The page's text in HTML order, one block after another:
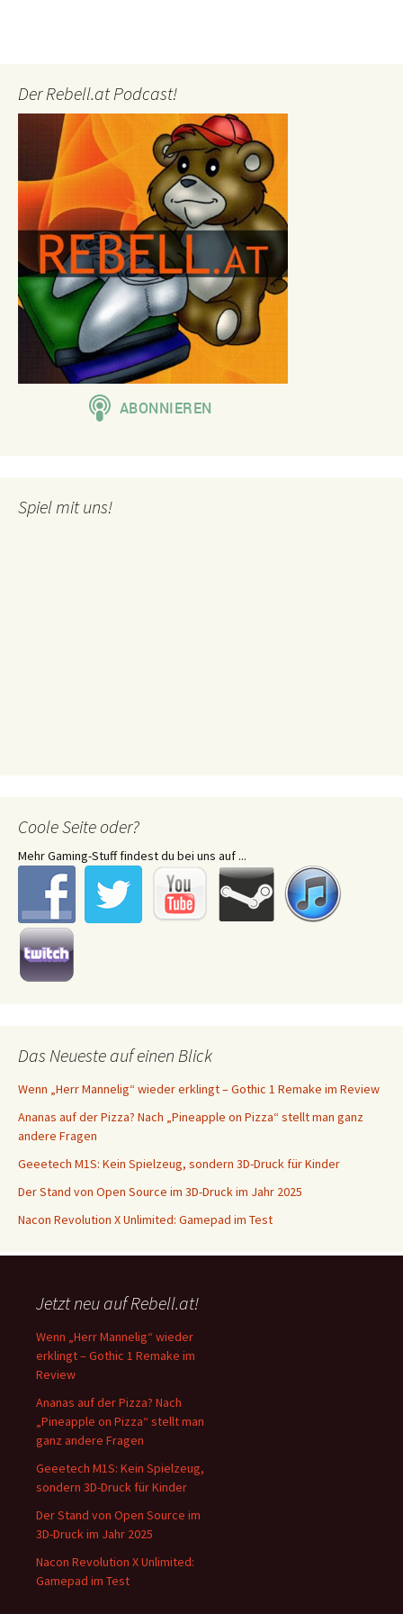
Der Rebell.at Podcast!
Spiel mit uns!
Coole Seite oder?
Mehr Gaming-Stuff findest du bei uns auf ...
Das Neueste auf einen Blick
Wenn „Herr Mannelig“ wieder erklingt – Gothic 1 Remake im Review
Ananas auf der Pizza? Nach „Pineapple on Pizza“ stellt man ganz
andere Fragen
Geeetech M1S: Kein Spielzeug, sondern 3D-Druck für Kinder
Der Stand von Open Source im 3D-Druck im Jahr 2025
Nacon Revolution X Unlimited: Gamepad im Test
Jetzt neu auf Rebell.at!
Wenn „Herr Mannelig“ wieder
erklingt – Gothic 1 Remake im
Review
Ananas auf der Pizza? Nach
„Pineapple on Pizza“ stellt man
ganz andere Fragen
Geeetech M1S: Kein Spielzeug,
sondern 3D-Druck für Kinder
Der Stand von Open Source im
3D-Druck im Jahr 2025
Nacon Revolution X Unlimited:
Gamepad im Test